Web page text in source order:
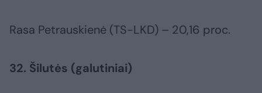
Rasa Petrauskienė (TS-LKD) – 20,16 proc.
32. Šilutės (galutiniai)